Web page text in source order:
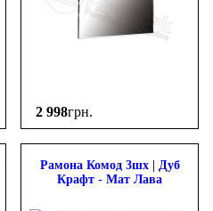
2 998грн.
Рамона Комод 3шх | Дуб
Крафт - Мат Лава